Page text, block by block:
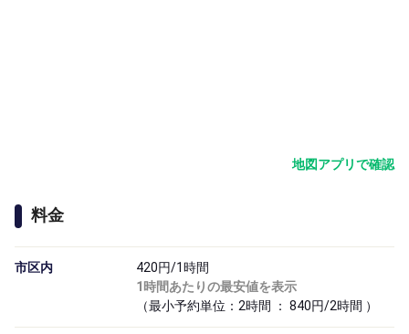
地図アプリで確認
料金
市区内
420円/1時間
1時間あたりの最安値を表示
（最小予約単位：2時間 ： 840円/2時間 ）